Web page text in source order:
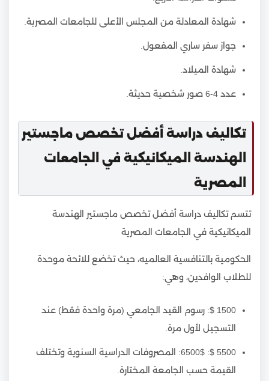
شهادة المعادلة من المجلس الأعلى للجامعات المصرية.
جواز سفر ساري المفعول.
شهادة الميلاد.
عدد 4-6 صور شخصية حديثة.
تكاليف دراسة أفضل تخصص ماجستير
الهندسة الميكانيكية في الجامعات
المصرية
تتسم تكاليف دراسة أفضل تخصص ماجستير الهندسة
الميكانيكية في الجامعات المصرية
الحكومية بالتنافسية العالميه، حيث تخضع للائحة موحدة
للطلاب الوافدين، وهي:
1500 $: رسوم القيد الجامعي (مرة واحدة فقط) عند
التسجيل لأول مرة.
5500 $: 6500$: المصروفات الدراسية السنوية وتختلف
القيمة حسب الجامعة المختارة.